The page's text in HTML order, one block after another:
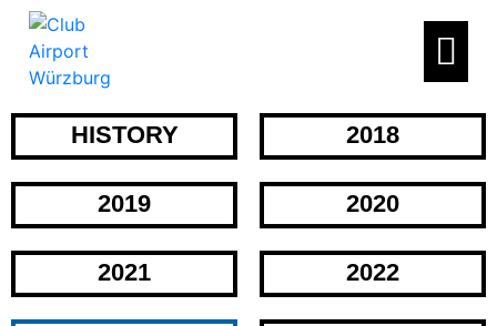
HISTORY 2018
2019 2020
2021 2022